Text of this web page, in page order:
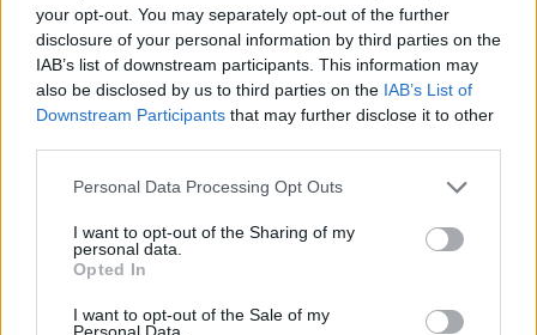
your opt-out. You may separately opt-out of the further
disclosure of your personal information by third parties on the
IAB’s list of downstream participants. This information may
also be disclosed by us to third parties on the IAB’s List of
Downstream Participants that may further disclose it to other
Personal Data Processing Opt Outs
I want to opt-out of the Sharing of my
personal data.
Opted In
I want to opt-out of the Sale of my
Personal Data.